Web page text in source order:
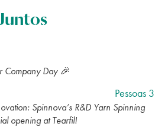
Company Day 🎉
Spinnova’s R&D Yarn Spinning
opening at Tearfil!